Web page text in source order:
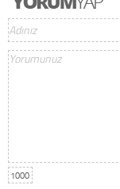
1000